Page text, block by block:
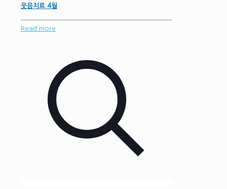
웃음치료 4월
Read more